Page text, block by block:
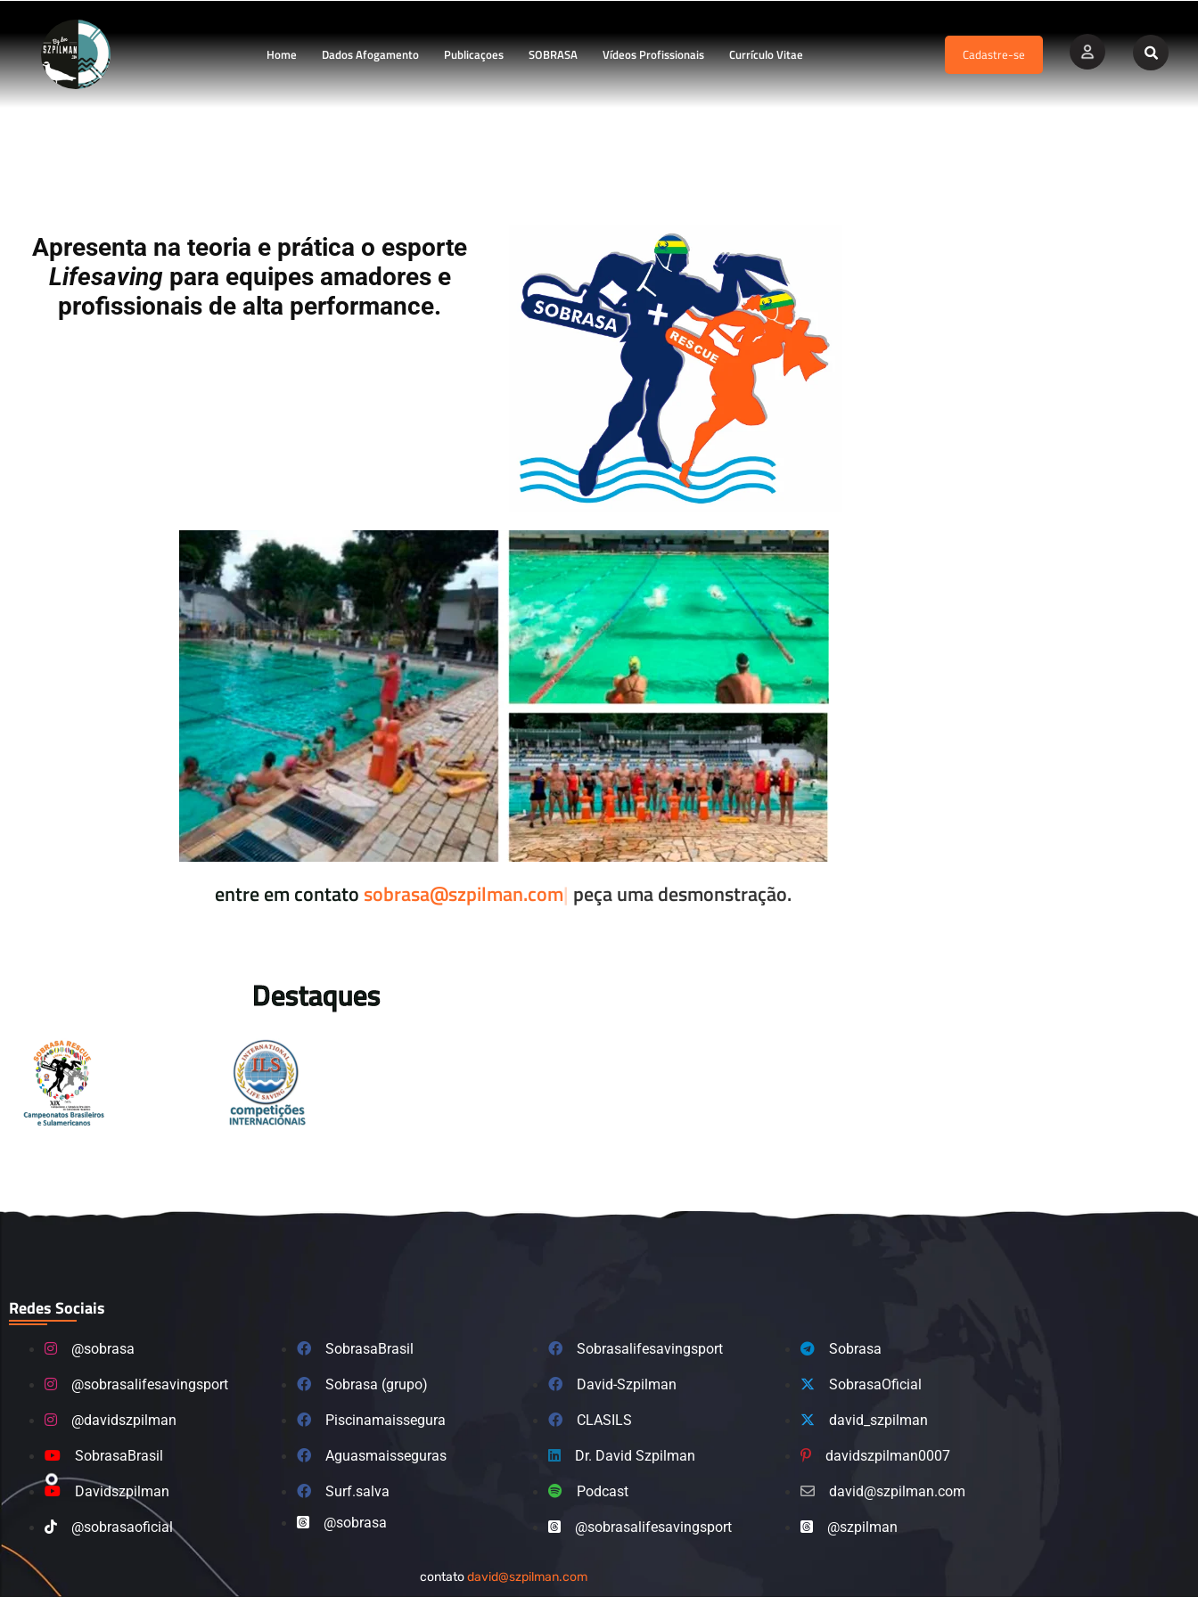
Home Dados Afogamento Publicaçoes SOBRASA Vídeos Profissionais Currículo Vitae Cadastre-se
SOBRASA Training Camp do esporte Lifesaving
Apresenta na teoria e prática o esporte
Lifesavingpara equipes amadores e
profissionais de alta performance.
entre em contato peça uma desmonstração.
Destaques
Redes Sociais
@sobrasa
@sobrasalifesavingsport
@davidszpilman
SobrasaBrasil
Davidszpilman
@sobrasaoficial
SobrasaBrasil
Sobrasa (grupo)
Piscinamaissegura
Aguasmaisseguras
Surf.salva
@sobrasa
Sobrasalifesavingsport
David-Szpilman
CLASILS
Dr. David Szpilman
Podcast
@sobrasalifesavingsport
Sobrasa
SobrasaOficial
david_szpilman
davidszpilman0007
david@szpilman.com
@szpilman
contatodavid@szpilman.com